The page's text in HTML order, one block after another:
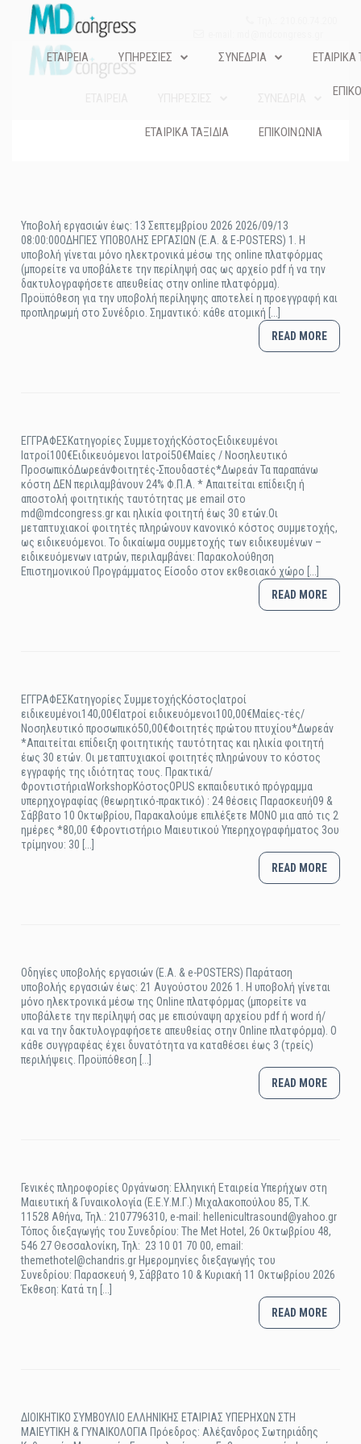
ΕΤΑΙΡΙΚΑ ΤΑΞΙΔΙΑ ΕΠΙΚΟΙΝΩΝΙΑ
Υποβολή εργασιών έως: 13 Σεπτεμβρίου 2026 2026/09/13
08:00:00ΟΔΗΓΙΕΣ ΥΠΟΒΟΛΗΣ ΕΡΓΑΣΙΩΝ (Ε.Α. & E-POSTERS) 1. Η
υποβολή γίνεται μόνο ηλεκτρονικά μέσω της online πλατφόρμας
(μπορείτε να υποβάλετε την περίληψή σας ως αρχείο pdf ή να την
δακτυλογραφήσετε απευθείας στην online πλατφόρμα).
Προϋπόθεση για την υποβολή περίληψης αποτελεί η προεγγραφή και
προπληρωμή στο Συνέδριο. Σημαντικό: κάθε ατομική [...]
READ MORE
ΕΓΓΡΑΦΕΣΚατηγορίες ΣυμμετοχήςΚόστοςΕιδικευμένοι
Ιατροί100€Ειδικευόμενοι Ιατροί50€Μαίες / Νοσηλευτικό
ΠροσωπικόΔωρεάνΦοιτητές-Σπουδαστές*Δωρεάν Τα παραπάνω
κόστη ΔΕΝ περιλαμβάνουν 24% Φ.Π.Α. * Απαιτείται επίδειξη ή
αποστολή φοιτητικής ταυτότητας με email στο
md@mdcongress.gr και ηλικία φοιτητή έως 30 ετών.Οι
μεταπτυχιακοί φοιτητές πληρώνουν κανονικό κόστος συμμετοχής,
ως ειδικευόμενοι. Το δικαίωμα συμμετοχής των ειδικευμένων –
ειδικευόμενων ιατρών, περιλαμβάνει: Παρακολούθηση
Επιστημονικού Προγράμματος Είσοδο στον εκθεσιακό χώρο [...]
READ MORE
ΕΓΓΡΑΦΕΣΚατηγορίες ΣυμμετοχήςΚόστοςΙατροί
ειδικευμένοι140,00€Ιατροί ειδικευόμενοι100,00€Μαίες-τές/
Νοσηλευτικό προσωπικό50,00€Φοιτητές πρώτου πτυχίου*Δωρεάν
*Απαιτείται επίδειξη φοιτητικής ταυτότητας και ηλικία φοιτητή
έως 30 ετών. Οι μεταπτυχιακοί φοιτητές πληρώνουν το κόστος
εγγραφής της ιδιότητας τους. Πρακτικά/
ΦροντιστήριαWorkshopΚόστοςOPUS εκπαιδευτικό πρόγραμμα
υπερηχογραφίας (θεωρητικό-πρακτικό) : 24 θέσεις Παρασκευή09 &
Σάββατο 10 Οκτωβρίου, Παρακαλούμε επιλέξετε ΜΟΝΟ μια από τις 2
ημέρες *80,00 €Φροντιστήριο Μαιευτικού Υπερηχογραφήματος 3ου
τρίμηνου: 30 [...]
READ MORE
Οδηγίες υποβολής εργασιών (Ε.Α. & e-POSTERS) Παράταση
υποβολής εργασιών έως: 21 Αυγούστου 2026 1. Η υποβολή γίνεται
μόνο ηλεκτρονικά μέσω της Online πλατφόρμας (μπορείτε να
υποβάλετε την περίληψή σας με επισύναψη αρχείου pdf ή word ή/
και να την δακτυλογραφήσετε απευθείας στην Online πλατφόρμα). Ο
κάθε συγγραφέας έχει δυνατότητα να καταθέσει έως 3 (τρείς)
περιλήψεις. Προϋπόθεση [...]
READ MORE
Γενικές πληροφορίες Οργάνωση: Ελληνική Εταιρεία Υπερήχων στη
Μαιευτική & Γυναικολογία (Ε.Ε.Υ.Μ.Γ.) Μιχαλακοπούλου 85, Τ.Κ.
11528 Αθήνα, Τηλ.: 2107796310, e-mail: hellenicultrasound@yahoo.gr
Τόπος διεξαγωγής του Συνεδρίου: The Met Hotel, 26 Οκτωβρίου 48,
546 27 Θεσσαλονίκη, Τηλ: 23 10 01 70 00, email:
themethotel@chandris.gr Ημερομηνίες διεξαγωγής του
Συνεδρίου: Παρασκευή 9, Σάββατο 10 & Κυριακή 11 Οκτωβρίου 2026
Έκθεση: Κατά τη [...]
READ MORE
ΔΙΟΙΚΗΤΙΚΟ ΣΥΜΒΟΥΛΙΟ ΕΛΛΗΝΙΚΗΣ ΕΤΑΙΡΙΑΣ ΥΠΕΡΗΧΩΝ ΣΤΗ
ΜΑΙΕΥΤΙΚΗ & ΓΥΝΑΙΚΟΛΟΓΙΑ Πρόεδρος: Αλέξανδρος Σωτηριάδης
ΕΤΑΙΡΕΙΑ ΥΠΗΡΕΣΙΕΣ ΣΥΝΕΔΡΙΑ ΕΤΑΙΡΙΚΑ